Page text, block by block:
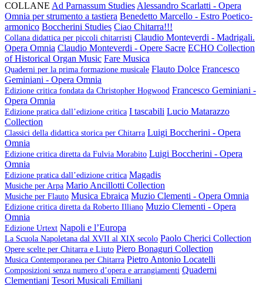
COLLANE Ad Parnassum Studies Alessandro Scarlatti - Opera
Omnia per strumento a tastiera Benedetto Marcello - Estro Poetico-
armonico Boccherini Studies Ciao Chitarra!!!
Collana didattica per piccoli chitarristi Claudio Monteverdi - Madrigali.
Opera Omnia Claudio Monteverdi - Opere Sacre ECHO Collection
of Historical Organ Music Fare Musica
Quaderni per la prima formazione musicale Flauto Dolce Francesco
Geminiani - Opera Omnia
Edizione critica fondata da Christopher Hogwood Francesco Geminiani -
Opera Omnia
Edizione pratica dall’edizione critica I tascabili Lucio Matarazzo
Collection
Classici della didattica storica per Chitarra Luigi Boccherini - Opera
Omnia
Edizione critica diretta da Fulvia Morabito Luigi Boccherini - Opera
Omnia
Edizione pratica dall’edizione critica Magadis
Musiche per Arpa Mario Ancillotti Collection
Musiche per Flauto Musica Ebraica Muzio Clementi - Opera Omnia
Edizione critica diretta da Roberto Illiano Muzio Clementi - Opera
Omnia
Edizione Urtext Napoli e l’Europa
La Scuola Napoletana dal XVII al XIX secolo Paolo Cherici Collection
Opere scelte per Chitarra e Liuto Piero Bonaguri Collection
Musica Contemporanea per Chitarra Pietro Antonio Locatelli
Composizioni senza numero d’opera e arrangiamenti Quaderni
Clementiani Tesori Musicali Emiliani